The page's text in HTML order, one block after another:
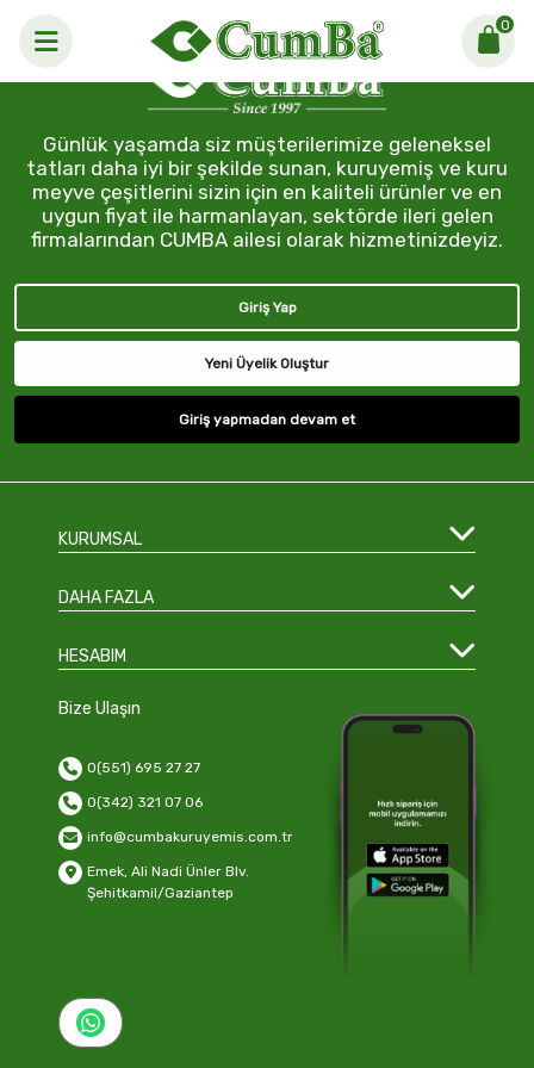
0
Günlük yaşamda siz müşterilerimize geleneksel
tatları daha iyi bir şekilde sunan, kuruyemiş ve kuru
meyve çeşitlerini sizin için en kaliteli ürünler ve en
uygun fiyat ile harmanlayan, sektörde ileri gelen
firmalarından CUMBA ailesi olarak hizmetinizdeyiz.
Giriş Yap
Yeni Üyelik Oluştur
Giriş yapmadan devam et
KURUMSAL
DAHA FAZLA
HESABIM
Bize Ulaşın
0(551) 695 27 27
0(342) 321 07 06
info@cumbakuruyemis.com.tr
Emek, Ali Nadi Ünler Blv.
Şehitkamil/Gaziantep